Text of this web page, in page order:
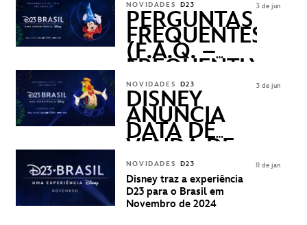
NOVIDADES D23
PERGUNTAS
FREQUENTES
(F.A.Q. –
FREQUENTLY
ASKED
QUESTIONS)
3 de jun
NOVIDADES D23
DISNEY
ANUNCIA
DATA DE
VENDA DE
INGRESSOS
PARA A D23
BRASIL -
UMA
3 de jun
NOVIDADES D23
Disney traz a experiência
D23 para o Brasil em
Novembro de 2024
11 de jan